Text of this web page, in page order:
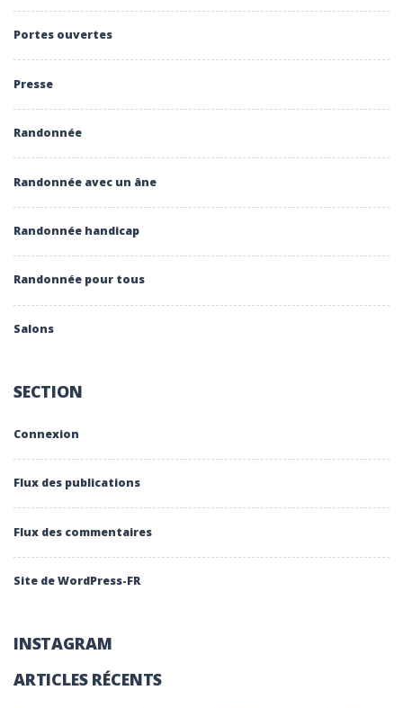
Portes ouvertes
Presse
Randonnée
Randonnée avec un âne
Randonnée handicap
Randonnée pour tous
Salons
SECTION
Connexion
Flux des publications
Flux des commentaires
Site de WordPress-FR
INSTAGRAM
ARTICLES RÉCENTS